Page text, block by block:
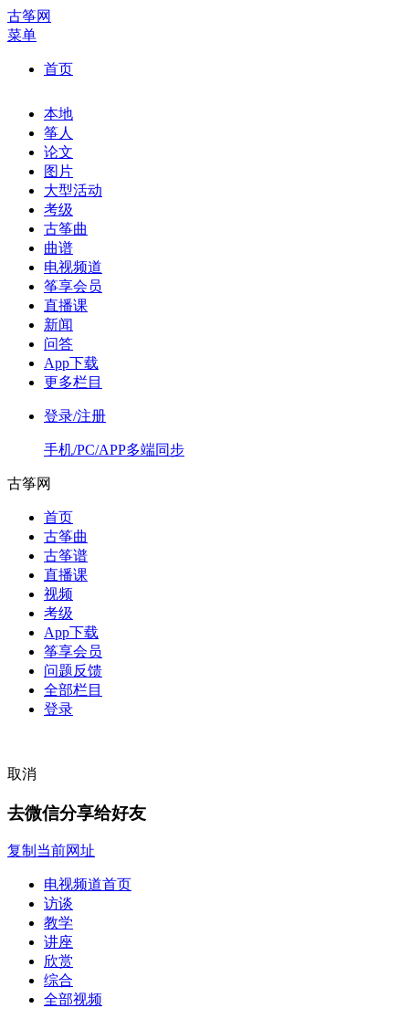
古筝网
菜单
首页
本地
筝人
论文
图片
大型活动
考级
古筝曲
曲谱
电视频道
筝享会员
直播课
新闻
问答
App下载
更多栏目
登录/注册
手机/PC/APP多端同步
古筝网
首页
古筝曲
古筝谱
直播课
视频
考级
App下载
筝享会员
问题反馈
全部栏目
登录
取消
去微信分享给好友
复制当前网址
电视频道首页
访谈
教学
讲座
欣赏
综合
全部视频